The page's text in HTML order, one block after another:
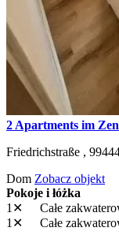
2 Apartments im
Friedrichstraße ,
Dom Zobacz objekt
Pokoje i łóżka
1✕
Całe
1✕
Całe